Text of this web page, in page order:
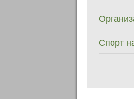
Спорт